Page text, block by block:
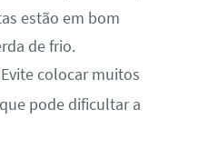
estão em bom
de frio.
colocar muitos
pode dificultar a